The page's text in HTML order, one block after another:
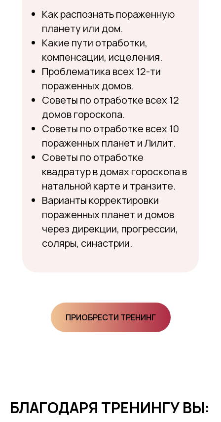
Как распознать пораженную
планету или дом.
Какие пути отработки,
компенсации, исцеления.
Проблематика всех 12-ти
пораженных домов.
Советы по отработке всех 12
домов гороскопа.
Советы по отработке всех 10
пораженных планет и Лилит.
Советы по отработке
квадратур в домах гороскопа в
натальной карте и транзите.
Варианты корректировки
пораженных планет и домов
через дирекции, прогрессии,
соляры, синастрии.
ПРИОБРЕСТИ ТРЕНИНГ
БЛАГОДАРЯ ТРЕНИНГУ ВЫ: